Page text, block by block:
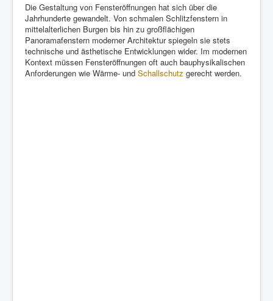
Die Gestaltung von Fensteröffnungen hat sich über die
Jahrhunderte gewandelt. Von schmalen Schlitzfenstern in
mittelalterlichen Burgen bis hin zu großflächigen
Panoramafenstern moderner Architektur spiegeln sie stets
technische und ästhetische Entwicklungen wider. Im modernen
Kontext müssen Fensteröffnungen oft auch bauphysikalischen
Anforderungen wie Wärme- und Schallschutz gerecht werden.